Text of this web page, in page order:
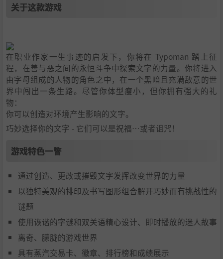
关于这款游戏
在职业作家一生事迹的启发下，你将在 Typoman 踏上征
程，在善与恶之间的永恒斗争中探索文字的力量。你将进入
由字母组成的人物的角色之中，在一个黑暗且充满敌意的世
界中闯出一条生路。尽管你体型瘦小，但你拥有强大的礼
物：
你可以创造对环境产生影响的文字。
巧妙选择你的文字 - 它们可以是祝福…或者诅咒！
游戏特色一瞥
通过创造、更改或摧毁文字发挥改变世界的力量
以独特美观的排印及书写图形组合解开巧妙而有挑战性的
谜题
使用诙谐的字谜和双关语精心设计、即时播放的迷人故事
离奇、朦胧的游戏世界
具有蒸汽交易卡、徽章、排行榜和成绩展示